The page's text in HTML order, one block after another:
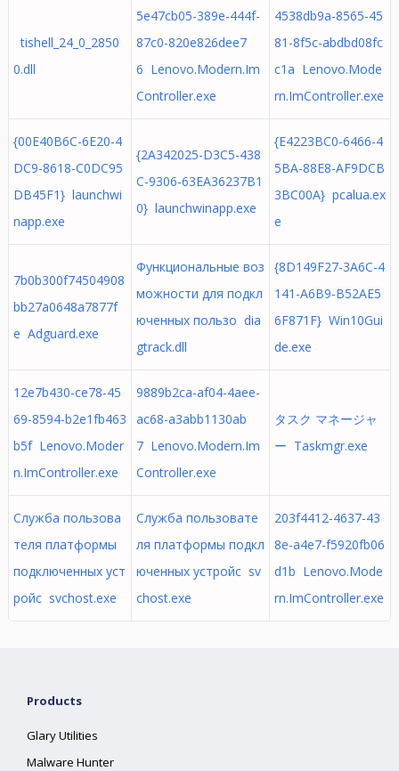
tishell_24_0_2850
0.dll
5e47cb05-389e-444f-
87c0-820e826dee7
6 Lenovo.Modern.Im
Controller.exe
4538db9a-8565-45
81-8f5c-abdbd08fc
c1a Lenovo.Mode
rn.ImController.exe
{00E40B6C-6E20-4
DC9-8618-C0DC95
DB45F1} launchwi
napp.exe
{2A342025-D3C5-438
C-9306-63EA36237B1
0} launchwinapp.exe
{E4223BC0-6466-4
5BA-88E8-AF9DCB
3BC00A} pcalua.ex
e
7b0b300f74504908
bb27a0648a7877f
e Adguard.exe
Функциональные воз
можности для подкл
юченных пользо dia
gtrack.dll
{8D149F27-3A6C-4
141-A6B9-B52AE5
6F871F} Win10Gui
de.exe
12e7b430-ce78-45
69-8594-b2e1fb463
b5f Lenovo.Moder
n.ImController.exe
9889b2ca-af04-4aee-
ac68-a3abb1130ab
7 Lenovo.Modern.Im
Controller.exe
タスク マネージャ
ー Taskmgr.exe
Служба пользова
теля платформы
подключенных уст
ройс svchost.exe
Служба пользовате
ля платформы подкл
юченных устройс sv
chost.exe
203f4412-4637-43
8e-a4e7-f5920fb06
d1b Lenovo.Mode
rn.ImController.exe
Products
Glary Utilities
Malware Hunter